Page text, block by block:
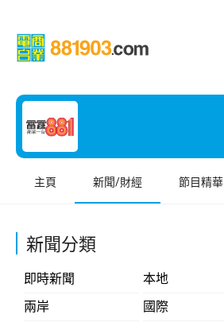
主頁 新聞/財經 節目精華
新聞分類
即時新聞
本地
兩岸
國際